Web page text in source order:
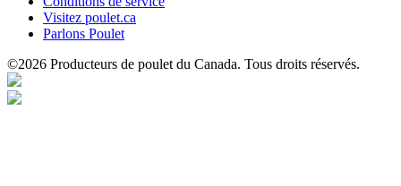
Visitez poulet.ca
Parlons Poulet
©2026 Producteurs de poulet du Canada. Tous droits réservés.